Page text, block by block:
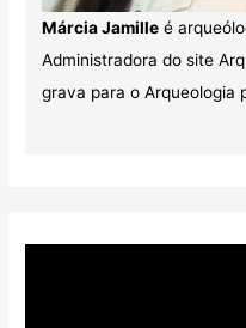
Márcia Jamilleé
Administradora do site
grava para o Arqueologia